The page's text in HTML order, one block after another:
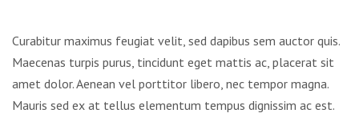
Curabitur maximus feugiat velit, sed dapibus sem auctor quis.
Maecenas turpis purus, tincidunt eget mattis ac, placerat sit
amet dolor. Aenean vel porttitor libero, nec tempor magna.
Mauris sed ex at tellus elementum tempus dignissim ac est.